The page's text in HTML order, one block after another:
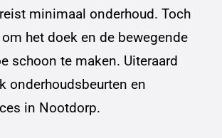
minimaal onderhoud. Toch
het doek en de bewegende
schoon te maken. Uiteraard
onderhoudsbeurten en
in Nootdorp.